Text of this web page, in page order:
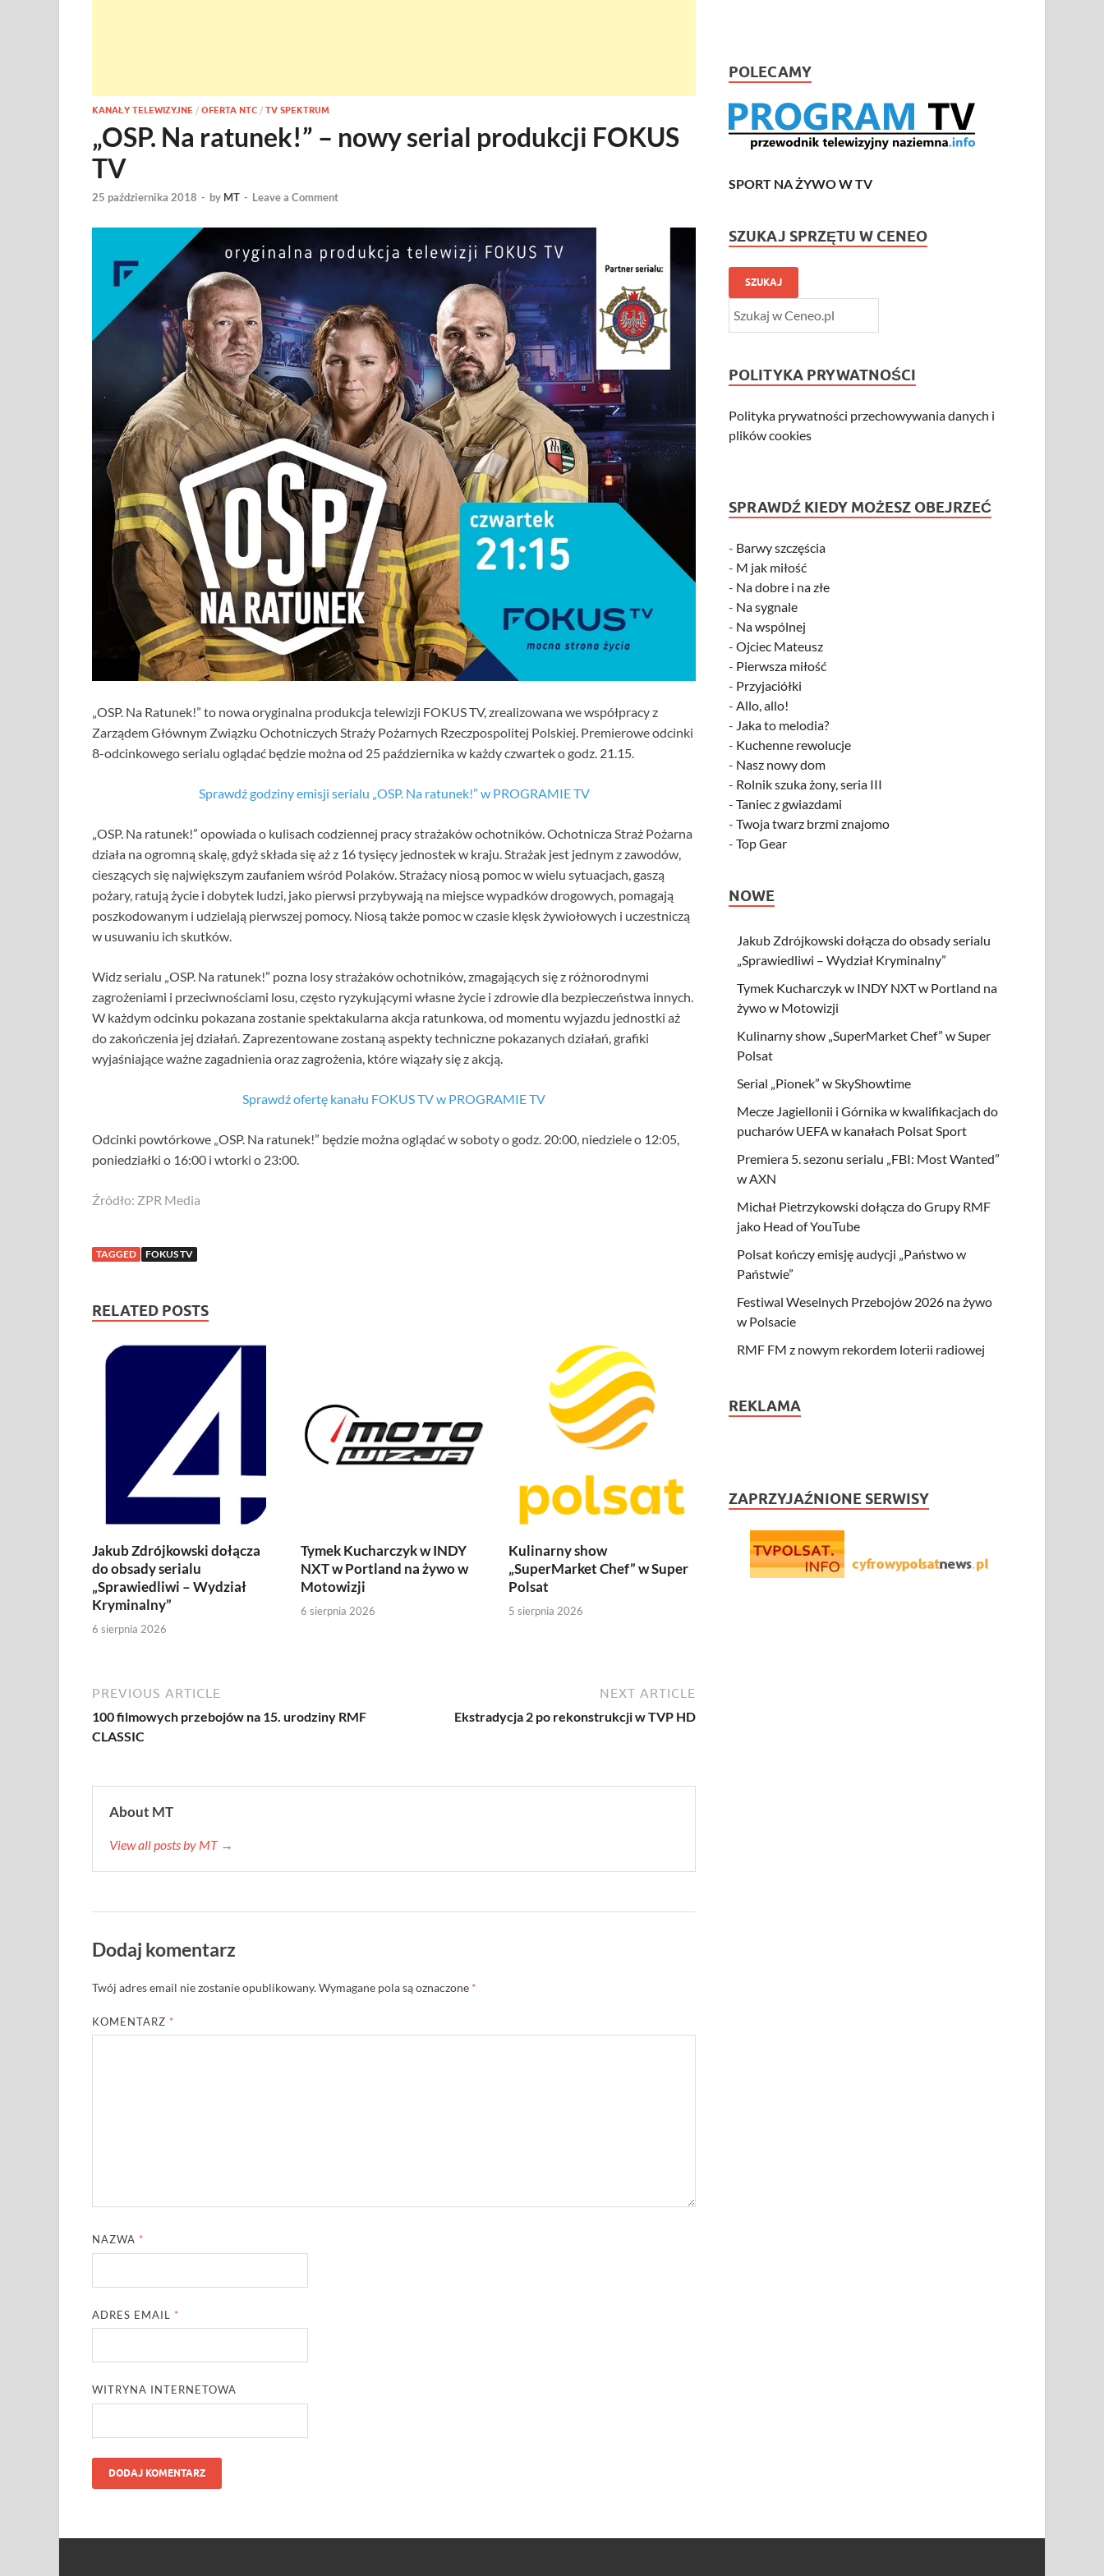
KANAŁY TELEWIZYJNE / OFERTA NTC / TV SPEKTRUM
„OSP. Na ratunek!” – nowy serial produkcji FOKUS
TV
25 października 2018 - by MT - Leave a Comment
„OSP. Na Ratunek!” to nowa oryginalna produkcja telewizji FOKUS TV, zrealizowana we współpracy z
Zarządem Głównym Związku Ochotniczych Straży Pożarnych Rzeczpospolitej Polskiej. Premierowe odcinki
8-odcinkowego serialu oglądać będzie można od 25 października w każdy czwartek o godz. 21.15.
Sprawdź godziny emisji serialu „OSP. Na ratunek!” w PROGRAMIE TV
„OSP. Na ratunek!” opowiada o kulisach codziennej pracy strażaków ochotników. Ochotnicza Straż Pożarna
działa na ogromną skalę, gdyż składa się aż z 16 tysięcy jednostek w kraju. Strażak jest jednym z zawodów,
cieszących się największym zaufaniem wśród Polaków. Strażacy niosą pomoc w wielu sytuacjach, gaszą
pożary, ratują życie i dobytek ludzi, jako pierwsi przybywają na miejsce wypadków drogowych, pomagają
poszkodowanym i udzielają pierwszej pomocy. Niosą także pomoc w czasie klęsk żywiołowych i uczestniczą
w usuwaniu ich skutków.
Widz serialu „OSP. Na ratunek!” pozna losy strażaków ochotników, zmagających się z różnorodnymi
zagrożeniami i przeciwnościami losu, często ryzykującymi własne życie i zdrowie dla bezpieczeństwa innych.
W każdym odcinku pokazana zostanie spektakularna akcja ratunkowa, od momentu wyjazdu jednostki aż
do zakończenia jej działań. Zaprezentowane zostaną aspekty techniczne pokazanych działań, grafiki
wyjaśniające ważne zagadnienia oraz zagrożenia, które wiązały się z akcją.
Sprawdź ofertę kanału FOKUS TV w PROGRAMIE TV
Odcinki powtórkowe „OSP. Na ratunek!” będzie można oglądać w soboty o godz. 20:00, niedziele o 12:05,
poniedziałki o 16:00 i wtorki o 23:00.
Źródło: ZPR Media
TAGGED FOKUS TV
RELATED POSTS
Jakub Zdrójkowski dołącza
do obsady serialu
„Sprawiedliwi – Wydział
Kryminalny”
6 sierpnia 2026
Tymek Kucharczyk w INDY
NXT w Portland na żywo w
Motowizji
6 sierpnia 2026
Kulinarny show
„SuperMarket Chef” w Super
Polsat
5 sierpnia 2026
PREVIOUS ARTICLE
100 filmowych przebojów na 15. urodziny RMF
CLASSIC
NEXT ARTICLE
Ekstradycja 2 po rekonstrukcji w TVP HD
About MT
View all posts by MT →
Dodaj komentarz
Twój adres email nie zostanie opublikowany.Wymagane pola są oznaczone *
KOMENTARZ *
NAZWA *
ADRES EMAIL *
WITRYNA INTERNETOWA
POLECAMY
SPORT NA ŻYWO W TV
SZUKAJ SPRZĘTU W CENEO
SZUKAJ
POLITYKA PRYWATNOŚCI
Polityka prywatności przechowywania danych i
plików cookies
SPRAWDŹ KIEDY MOŻESZ OBEJRZEĆ
- Barwy szczęścia
- M jak miłość
- Na dobre i na złe
- Na sygnale
- Na wspólnej
-Ojciec Mateusz
- Pierwsza miłość
- Przyjaciółki
-Allo, allo!
- Jaka to melodia?
- Kuchenne rewolucje
- Nasz nowy dom
- Rolnik szuka żony, seria III
-Taniec z gwiazdami
-Twoja twarz brzmi znajomo
-Top Gear
NOWE
Jakub Zdrójkowski dołącza do obsady serialu
„Sprawiedliwi – Wydział Kryminalny”
Tymek Kucharczyk w INDY NXT w Portland na
żywo w Motowizji
Kulinarny show „SuperMarket Chef” w Super
Polsat
Serial „Pionek” w SkyShowtime
Mecze Jagiellonii i Górnika w kwalifikacjach do
pucharów UEFA w kanałach Polsat Sport
Premiera 5. sezonu serialu „FBI: Most Wanted”
w AXN
Michał Pietrzykowski dołącza do Grupy RMF
jako Head of YouTube
Polsat kończy emisję audycji „Państwo w
Państwie”
Festiwal Weselnych Przebojów 2026 na żywo
w Polsacie
RMF FM z nowym rekordem loterii radiowej
REKLAMA
ZAPRZYJAŹNIONE SERWISY